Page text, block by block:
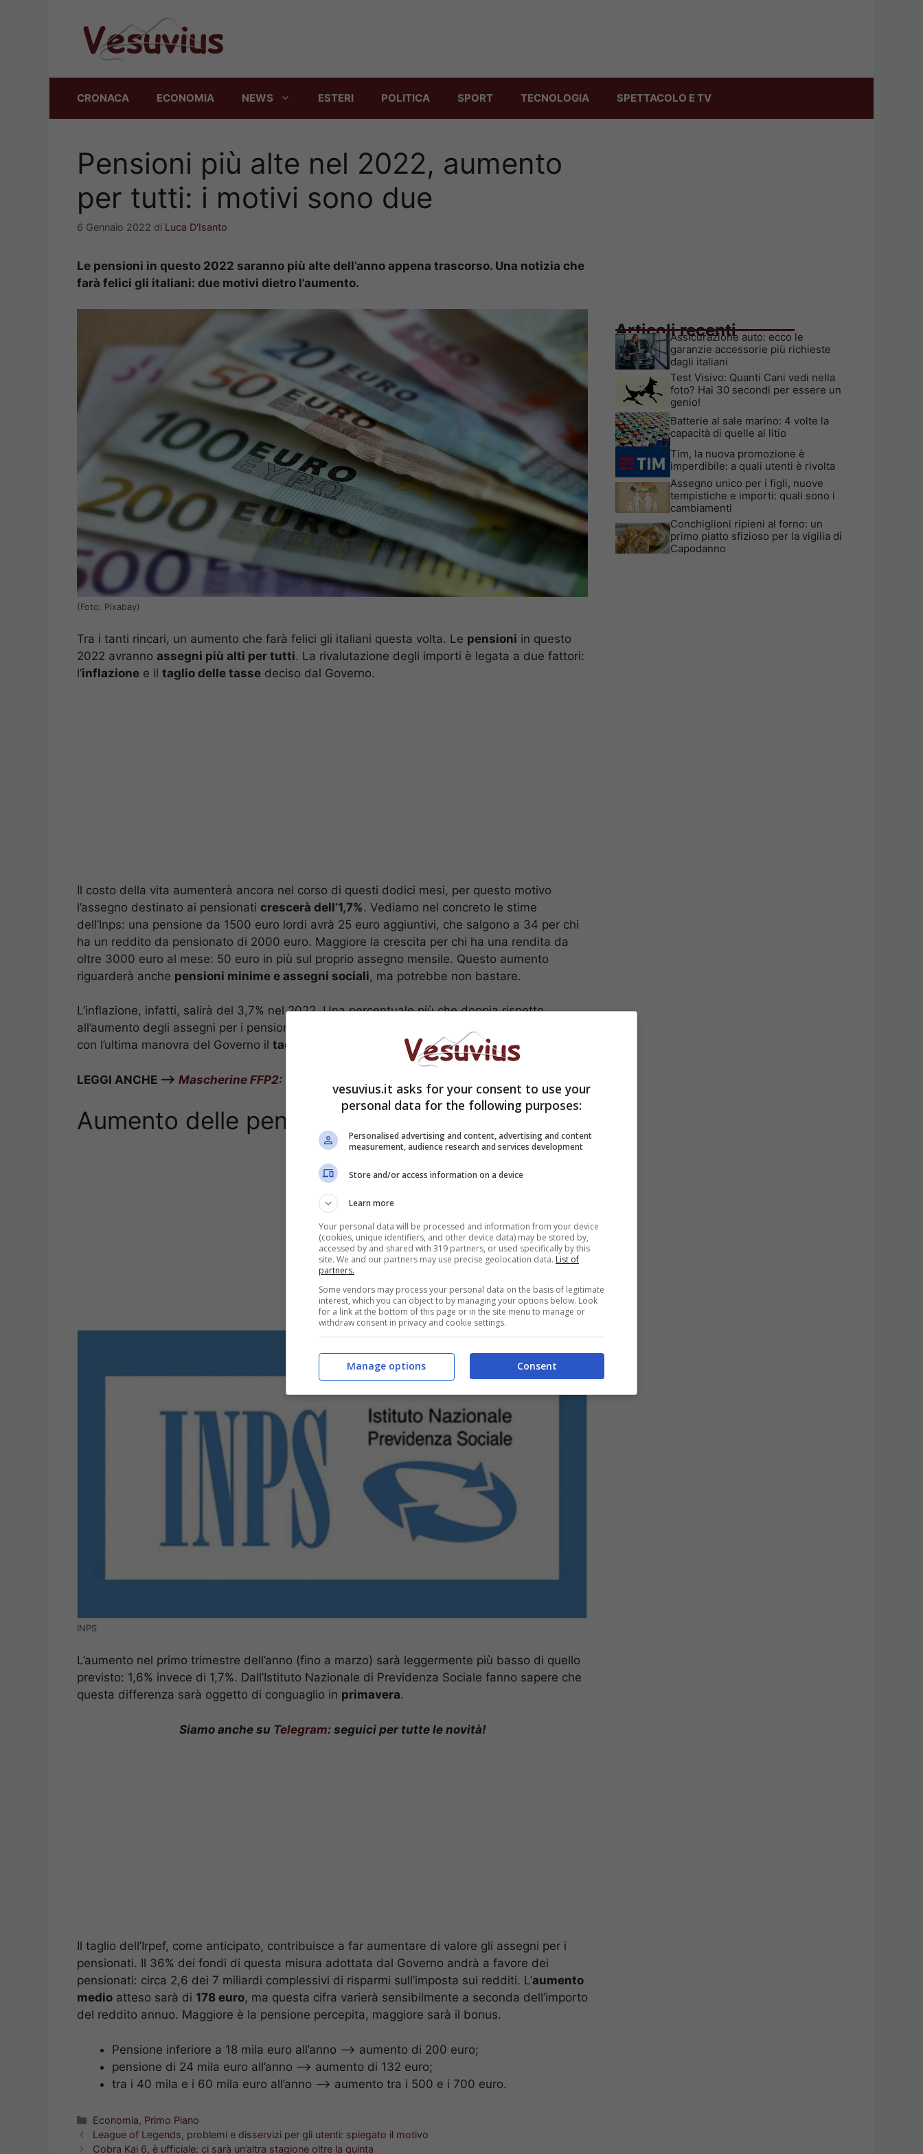
CRONACA ECONOMIA NEWS ESTERI POLITICA SPORT TECNOLOGIA SPETTACOLO E TV
Pensioni più alte nel 2022, aumento
per tutti: i motivi sono due
6 Gennaio 2022 di Luca D'Isanto
Le pensioni in questo 2022 saranno più alte dell’anno appena trascorso. Una notizia che
farà felici gli italiani: due motivi dietro l’aumento.
(Foto: Pixabay)
Tra i tanti rincari, un aumento che farà felici gli italiani questa volta. Le pensioni in questo
2022 avranno assegni più alti per tutti. La rivalutazione degli importi è legata a due fattori:
l’inflazione e il taglio delle tasse deciso dal Governo.
Il costo della vita aumenterà ancora nel corso di questi dodici mesi, per questo motivo
l’assegno destinato ai pensionati crescerà dell’1,7%. Vediamo nel concreto le stime
dell’Inps: una pensione da 1500 euro lordi avrà 25 euro aggiuntivi, che salgono a 34 per chi
ha un reddito da pensionato di 2000 euro. Maggiore la crescita per chi ha una rendita da
oltre 3000 euro al mese: 50 euro in più sul proprio assegno mensile. Questo aumento
riguarderà anche pensioni minime e assegni sociali, ma potrebbe non bastare.
L’inflazione, infatti, salirà del 3,7% nel 2022. Una percentuale più che doppia rispetto
all’aumento degli assegni per i pensionati. Per compensare questa differenza è stato deciso
con l’ultima manovra del Governo il taglio dell’Irpef
LEGGI ANCHE –> Mascherine FFP2: tutti i luoghi dove è obbligatorio indossarle
Aumento delle pensioni: cifre e motivo
INPS
L’aumento nel primo trimestre dell’anno (fino a marzo) sarà leggermente più basso di quello
previsto: 1,6% invece di 1,7%. Dall’Istituto Nazionale di Previdenza Sociale fanno sapere che
questa differenza sarà oggetto di conguaglio in primavera.
Siamo anche su Telegram: seguici per tutte le novità!
Il taglio dell’Irpef, come anticipato, contribuisce a far aumentare di valore gli assegni per i
pensionati. Il 36% dei fondi di questa misura adottata dal Governo andrà a favore dei
pensionati: circa 2,6 dei 7 miliardi complessivi di risparmi sull’imposta sui redditi. L’aumento
medio atteso sarà di 178 euro, ma questa cifra varierà sensibilmente a seconda dell’importo
del reddito annuo. Maggiore è la pensione percepita, maggiore sarà il bonus.
Pensione inferiore a 18 mila euro all’anno –> aumento di 200 euro;
pensione di 24 mila euro all’anno –> aumento di 132 euro;
tra i 40 mila e i 60 mila euro all’anno –> aumento tra i 500 e i 700 euro.
Categorie
Economia, Primo Piano
League of Legends, problemi e disservizi per gli utenti: spiegato il motivo
Cobra Kai 6, è ufficiale: ci sarà un’altra stagione oltre la quinta
Articoli recenti
Assicurazione auto: ecco le
garanzie accessorie più richieste
dagli italiani
Test Visivo: Quanti Cani vedi nella
foto? Hai 30 secondi per essere un
genio!
Batterie al sale marino: 4 volte la
capacità di quelle al litio
Tim, la nuova promozione è
imperdibile: a quali utenti è rivolta
Assegno unico per i figli, nuove
tempistiche e importi: quali sono i
cambiamenti
Conchiglioni ripieni al forno: un
primo piatto sfizioso per la vigilia di
Capodanno
vesuvius.it asks for your consent to use your
personal data for the following purposes:
Personalised advertising and content, advertising and content
measurement, audience research and services development
Store and/or access information on a device
Learn more
Your personal data will be processed and information from your device
(cookies, unique identifiers, and other device data) may be stored by,
accessed by and shared with 319 partners, or used specifically by this
site. We and our partners may use precise geolocation data. List of
partners.
Some vendors may process your personal data on the basis of legitimate
interest, which you can object to by managing your options below. Look
for a link at the bottom of this page or in the site menu to manage or
withdraw consent in privacy and cookie settings.
Consent
Manage options